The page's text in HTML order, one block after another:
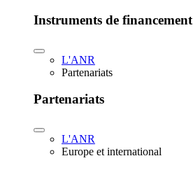
Instruments de financement
L'ANR
Partenariats
Partenariats
L'ANR
Europe et international